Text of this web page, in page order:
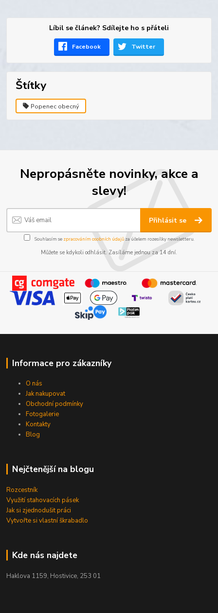
Líbil se článek? Sdílejte ho s přáteli
Facebook Twitter
Štítky
Popenec obecný
Nepropásněte novinky, akce a
slevy!
Přihlásit se
Souhlasím se zpracováním osobních údajůza účelem rozesílky newsletteru.
Můžete se kdykoli odhlásit. Zasíláme jednou za 14 dní.
Informace pro zákazníky
O nás
Jak nakupovat
Obchodní podmínky
Fotogalerie
Kontakty
Blog
Nejčtenější na blogu
Rozcestník
Využití stahovacích pásek
Jak si zjednodušit práci
Vytvořte si vlastní škrabadlo
Kde nás najdete
Haklova 1159, Hostivice, 253 01